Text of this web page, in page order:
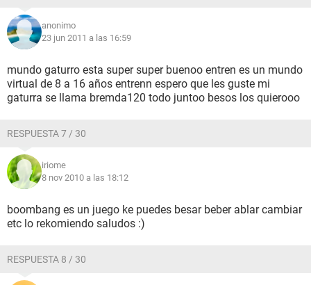
anonimo
23 jun 2011 a las 16:59
mundo gaturro esta super super buenoo entren es un mundo
virtual de 8 a 16 años entrenn espero que les guste mi
gaturra se llama bremda120 todo juntoo besos los quierooo
RESPUESTA 7 / 30
iriome
8 nov 2010 a las 18:12
boombang es un juego ke puedes besar beber ablar cambiar
etc lo rekomiendo saludos :)
RESPUESTA 8 / 30